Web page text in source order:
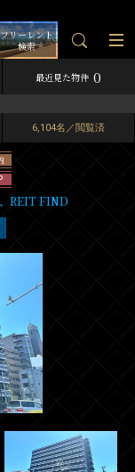
フリーレント
検索
最近見た物件 0
6,104名／閲覧済
REIT FIND